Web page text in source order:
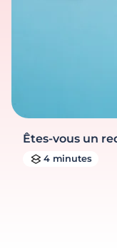
Êtes-vous un
4 minutes